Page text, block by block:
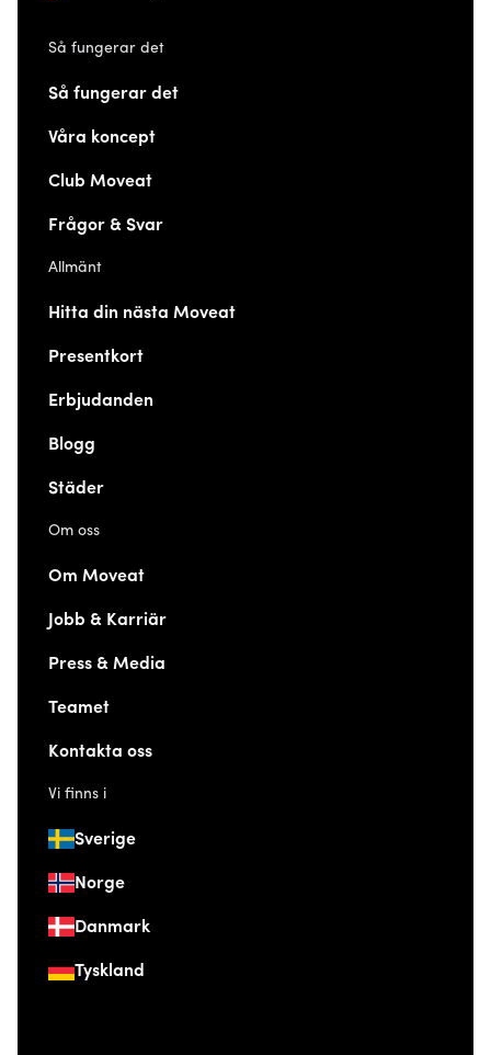
Så fungerar det
Så fungerar det
Våra koncept
Club Moveat
Frågor & Svar
Allmänt
Hitta din nästa Moveat
Presentkort
Erbjudanden
Blogg
Städer
Om oss
Om Moveat
Jobb & Karriär
Press & Media
Teamet
Kontakta oss
Vi finns i
Sverige
Norge
Danmark
Tyskland